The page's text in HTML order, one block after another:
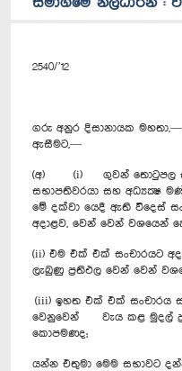
2540/’12
ගරු අනුර දිසානායක
ඇසීමට,—
(අ) (i) ගුවන් තොටුපල සහ
සභාපතිවරයා සහ අධ්‍යක්‍ෂ
මේ දක්වා යෙදී ඇති විදෙස්
අදාළව, වෙන් වෙන් වශයෙන්
(ii) එම එක් එක් සංචාරයට
ලැබුණු ප්‍රතිඵල වෙන් වෙන්
(iii) ඉහත එක් එක් සංචාරය
වෙනුවෙන් වැය කළ මුදල්
කොපමණද;
යන්න එතුමා මෙම සභාවට